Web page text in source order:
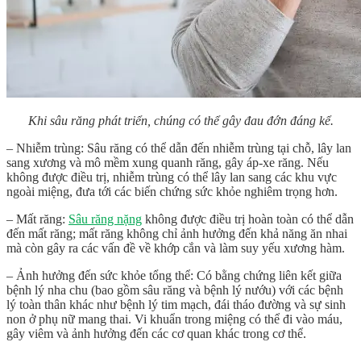
Khi sâu răng phát triển, chúng có thể gây đau đớn đáng kể.
– Nhiễm trùng: Sâu răng có thể dẫn đến nhiễm trùng tại chỗ, lây lan
sang xương và mô mềm xung quanh răng, gây áp-xe răng. Nếu
không được điều trị, nhiễm trùng có thể lây lan sang các khu vực
ngoài miệng, đưa tới các biến chứng sức khỏe nghiêm trọng hơn.
– Mất răng: Sâu răng nặng không được điều trị hoàn toàn có thể dẫn
đến mất răng; mất răng không chỉ ảnh hưởng đến khả năng ăn nhai
mà còn gây ra các vấn đề về khớp cắn và làm suy yếu xương hàm.
– Ảnh hưởng đến sức khỏe tổng thể: Có bằng chứng liên kết giữa
bệnh lý nha chu (bao gồm sâu răng và bệnh lý nướu) với các bệnh
lý toàn thân khác như bệnh lý tim mạch, đái tháo đường và sự sinh
non ở phụ nữ mang thai. Vi khuẩn trong miệng có thể đi vào máu,
gây viêm và ảnh hưởng đến các cơ quan khác trong cơ thể.